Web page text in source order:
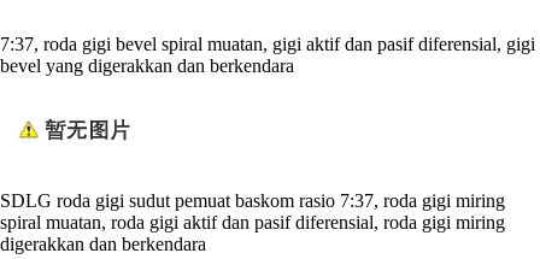
7:37, roda gigi bevel spiral muatan, gigi aktif dan pasif diferensial, gigi
bevel yang digerakkan dan berkendara
SDLG roda gigi sudut pemuat baskom rasio 7:37, roda gigi miring
spiral muatan, roda gigi aktif dan pasif diferensial, roda gigi miring
digerakkan dan berkendara